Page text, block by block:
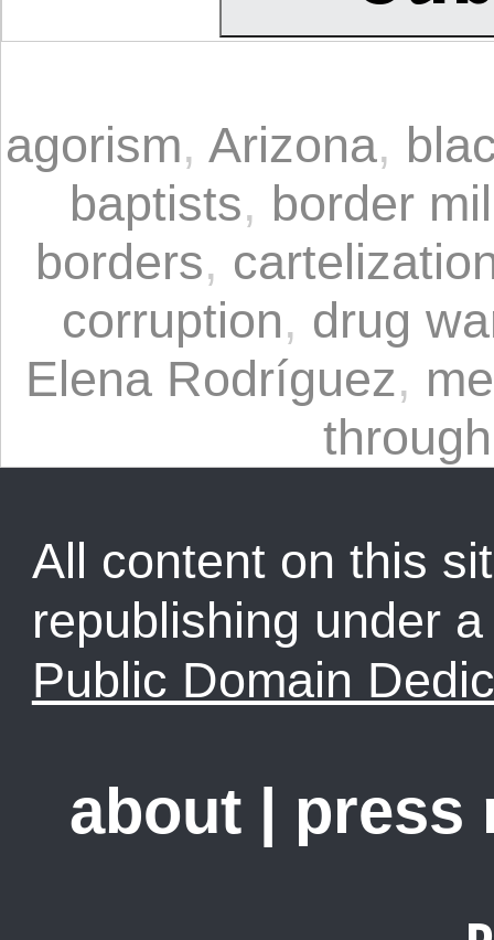
agorism, Arizona,
baptists, border
borders,
corruption, drug
Elena Rodríguez,
All content on this
republishing under
Public Domain
about | press